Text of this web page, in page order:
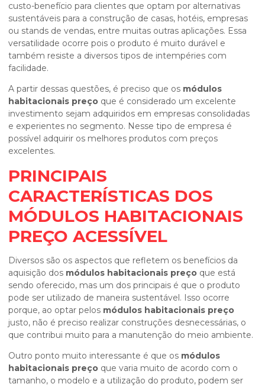
custo-benefício para clientes que optam por alternativas
sustentáveis para a construção de casas, hotéis, empresas
ou stands de vendas, entre muitas outras aplicações. Essa
versatilidade ocorre pois o produto é muito durável e
também resiste a diversos tipos de intempéries com
facilidade.
A partir dessas questões, é preciso que os módulos
habitacionais preço que é considerado um excelente
investimento sejam adquiridos em empresas consolidadas
e experientes no segmento. Nesse tipo de empresa é
possível adquirir os melhores produtos com preços
excelentes.
PRINCIPAIS
CARACTERÍSTICAS DOS
MÓDULOS HABITACIONAIS
PREÇO ACESSÍVEL
Diversos são os aspectos que refletem os benefícios da
aquisição dos módulos habitacionais preço que está
sendo oferecido, mas um dos principais é que o produto
pode ser utilizado de maneira sustentável. Isso ocorre
porque, ao optar pelos módulos habitacionais preço
justo, não é preciso realizar construções desnecessárias, o
que contribui muito para a manutenção do meio ambiente.
Outro ponto muito interessante é que os módulos
habitacionais preço que varia muito de acordo com o
tamanho, o modelo e a utilização do produto, podem ser